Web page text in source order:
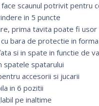
scaunul potrivit pentru
in 5 puncte
prima tavita poate fi
bara de protectie in
si in spate in functie de
spatele spatarului
accesorii si jucarii
in 6 pozitii
pe inaltime